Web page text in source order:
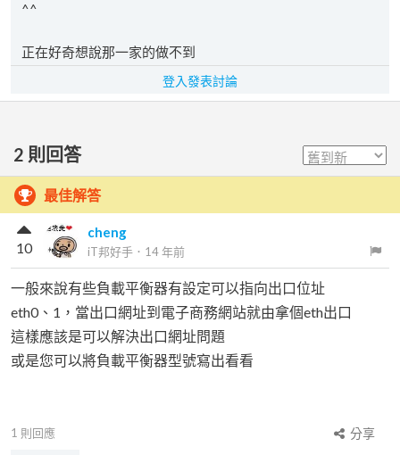
^^
正在好奇想說那一家的做不到
登入發表討論
2 則回答
最佳解答
cheng
iT邦好手 ． 14 年前
10
一般來說有些負載平衡器有設定可以指向出口位址
eth0、1，當出口網址到電子商務網站就由拿個eth出口
這樣應該是可以解決出口網址問題
或是您可以將負載平衡器型號寫出看看
1 則回應
分享